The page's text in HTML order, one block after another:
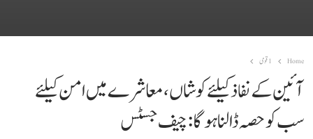
Home 1 قومی
آئین کےنفاذ کیلئے کوشاں، معاشرے میں امن کیلئے
سب کو حصہ ڈالنا ہوگا: چیف جسٹس